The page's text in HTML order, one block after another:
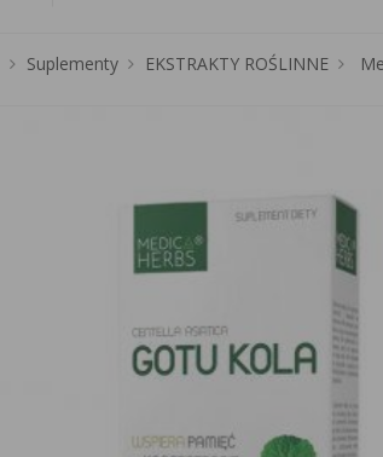
Suplementy EKSTRAKTY ROŚLINNE